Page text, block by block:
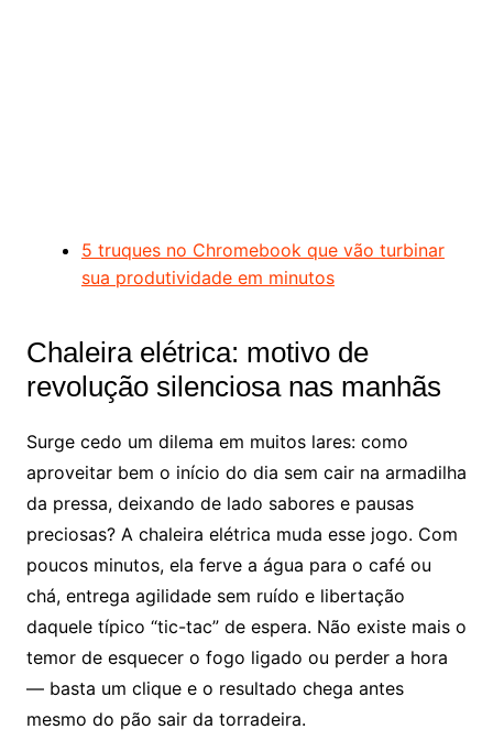
5 truques no Chromebook que vão turbinar
sua produtividade em minutos
Chaleira elétrica: motivo de
revolução silenciosa nas manhãs
Surge cedo um dilema em muitos lares: como
aproveitar bem o início do dia sem cair na armadilha
da pressa, deixando de lado sabores e pausas
preciosas? A chaleira elétrica muda esse jogo. Com
poucos minutos, ela ferve a água para o café ou
chá, entrega agilidade sem ruído e libertação
daquele típico “tic-tac” de espera. Não existe mais o
temor de esquecer o fogo ligado ou perder a hora
— basta um clique e o resultado chega antes
mesmo do pão sair da torradeira.